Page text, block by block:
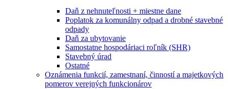
Daň z nehnuteľnosti + miestne dane
Poplatok za komunálny odpad a drobné stavebné
odpady
Daň za ubytovanie
Samostatne hospodáriaci roľník (SHR)
Stavebný úrad
Ostatné
Oznámenia funkcií, zamestnaní, činností a majetkových
pomerov verejných funkcionárov